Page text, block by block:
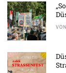
VON